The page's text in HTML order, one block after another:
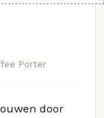
Porter
door